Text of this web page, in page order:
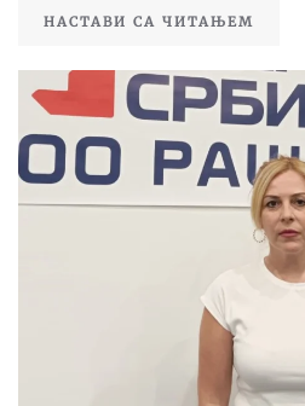
(VIDEO)
НАСТАВИ СА ЧИТАЊЕМ